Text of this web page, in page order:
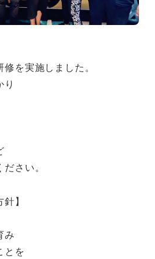
を実施しました。
さい。
】
み
とを